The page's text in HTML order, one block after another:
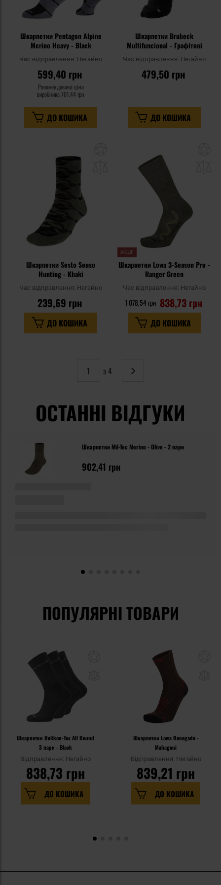
Шкарпетки Pentagon Alpine
Merino Heavy - Black
Час відправлення: Негайно
599,40 грн
Рекомендована ціна
виробника 701,44 грн
ДО КОШИКА
Шкарпетки Brubeck
Multifuncional - Графітові
Час відправлення: Негайно
479,50 грн
ДО КОШИКА
уподобань
Шкарпетки Sesto Senso
Hunting - Khaki
Час відправлення: Негайно
239,69 грн
ДО КОШИКА
АКЦІЯ
Шкарпетки Lowa 3-Season Pro -
Ranger Green
Час відправлення: Негайно
838,73 грн
1 078,54 грн
ДО КОШИКА
з 4
Сторінка
Наступне
ОСТАННІ ВІДГУКИ
Шкарпетки Mil-Tec Merino - Olive - 2 пари
902,41 грн
ПОПУЛЯРНІ ТОВАРИ
Шкарпетки Helikon-Tex All Round
3 пари - Black
Відправлення: Негайно
838,73 грн
ДО КОШИКА
Шкарпетки Lowa Renegade -
Mahagoni
Відправлення: Негайно
839,21 грн
ДО КОШИКА